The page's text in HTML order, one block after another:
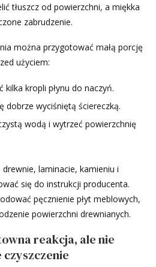
tłuszcz od powierzchni, a miękka
zabrudzenie.
można przygotować małą porcję
użyciem:
kilka kropli płynu do naczyń.
dobrze wyciśniętą ściereczką.
wodą i wytrzeć powierzchnię
laminacie, kamieniu i
się do instrukcji producenta.
pęcznienie płyt meblowych,
powierzchni drewnianych.
reakcja, ale nie
czyszczenie